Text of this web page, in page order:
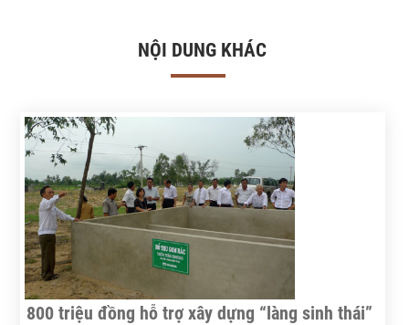
NỘI DUNG KHÁC
800 triệu đồng hỗ trợ xây dựng “làng sinh thái”